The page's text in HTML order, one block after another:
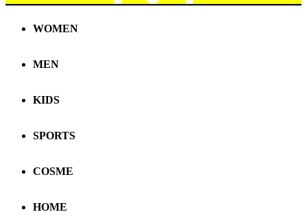
WOMEN
MEN
KIDS
SPORTS
COSME
HOME